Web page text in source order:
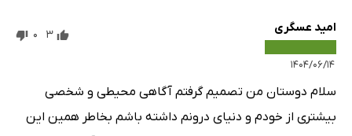
امید عسگری
۱۴۰۴/۰۶/۱۴
3
0
سلام دوستان من تصمیم گرفتم آگاهی محیطی و شخصی
بیشتری از خودم و دنیای درونم داشته باشم بخاطر همین این